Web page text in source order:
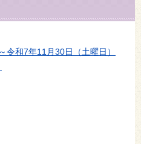
令和7年11月30日（土曜日）